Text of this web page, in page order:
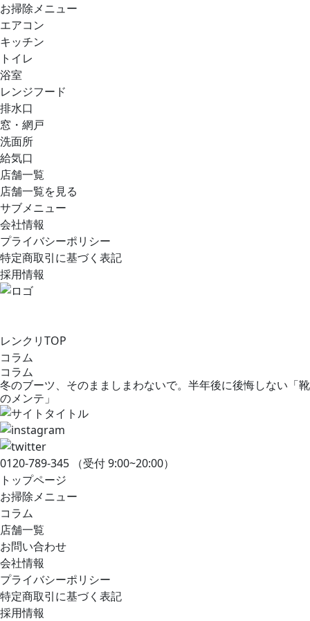
お掃除メニュー
エアコン
キッチン
トイレ
浴室
レンジフード
排水口
窓・網戸
洗面所
給気口
店舗一覧
店舗一覧を見る
サブメニュー
会社情報
プライバシーポリシー
特定商取引に基づく表記
採用情報
レンクリTOP
コラム
コラム
冬のブーツ、そのまましまわないで。半年後に後悔しない「靴
のメンテ」
0120-789-345
（受付 9:00~20:00）
トップページ
お掃除メニュー
コラム
店舗一覧
お問い合わせ
会社情報
プライバシーポリシー
特定商取引に基づく表記
採用情報